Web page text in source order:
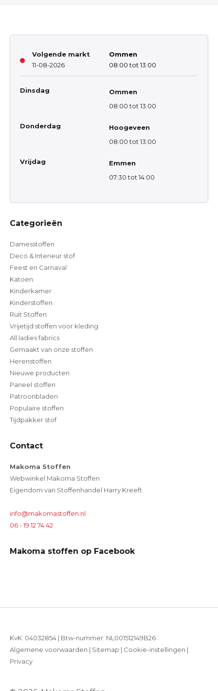
Volgende markt
11-08-2026
Ommen
08:00 tot 13:00
Dinsdag
Ommen
08:00 tot 13:00
Donderdag
Hoogeveen
08:00 tot 13:00
Vrijdag
Emmen
07:30 tot 14:00
Categorieën
Damesstoffen
Deco & Interieur stof
Feest en Carnaval
Katoen
Kinderkamer
Kinderstoffen
Ruit Stoffen
Vrijetijd stoffen voor kleding
All ladies fabrics
Gemaakt van onze stoffen
Herenstoffen
Nieuwe producten
Paneel stoffen
Patroonbladen
Populaire stoffen
Tijdpakker stof
Contact
Makoma Stoffen
Webwinkel Makoma Stoffen
Eigendom van Stoffenhandel Harry Kreeft
info@makomastoffen.nl
06 - 19 12 74 42
Makoma stoffen op Facebook
KvK: 04032854 | Btw-nummer: NL001512149B26
Algemene voorwaarden | Sitemap | Cookie-instellingen |
Privacy